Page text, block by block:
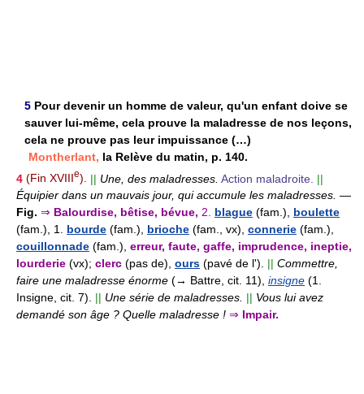
5 Pour devenir un homme de valeur, qu'un enfant doive se
sauver lui-même, cela prouve la maladresse de nos leçons,
cela ne prouve pas leur impuissance (…)
Montherlant, la Relève du matin, p. 140.
4 (Fin XVIIIe). || Une, des maladresses. Action maladroite. ||
Équipier dans un mauvais jour, qui accumule les maladresses. —
Fig. ⇒ Balourdise, bêtise, bévue, 2. blague (fam.), boulette
(fam.), 1. bourde (fam.), brioche (fam., vx), connerie (fam.),
couillonnade (fam.), erreur, faute, gaffe, imprudence, ineptie,
lourderie (vx); clerc (pas de), ours (pavé de l'). || Commettre,
faire une maladresse énorme (→ Battre, cit. 11), insigne (1.
Insigne, cit. 7). || Une série de maladresses. || Vous lui avez
demandé son âge ? Quelle maladresse ! ⇒ Impair.